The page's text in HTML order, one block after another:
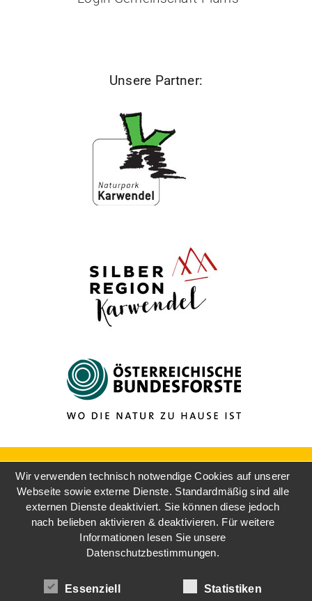
Unsere Partner:
Wir verwenden technisch notwendige Cookies auf unserer
Webseite sowie externe Dienste. Standardmäßig sind alle
externen Dienste deaktiviert. Sie können diese jedoch
nach belieben aktivieren & deaktivieren. Für weitere
Informationen lesen Sie unsere
Datenschutzbestimmungen.
Essenziell Statistiken